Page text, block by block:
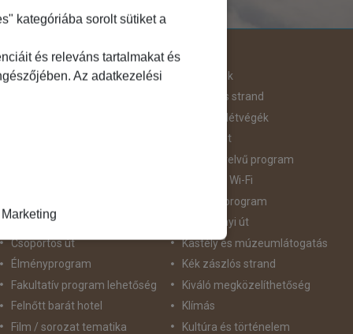
Útjellemző
Adventi út
Csillagtúra
Csoportos út
Élményprogram
Fakultatív program lehetőség
Felnőtt barát hotel
Film / sorozat tematika
Hegyvidék
Homokos strand
Hosszú Hétvégék
Húsvéti út
idegennyelvű program
Ingyenes Wi-Fi
Intenzív program
Karácsonyi út
Kastély és múzeumlátogatás
Kék zászlós strand
Kiváló megközelíthetőség
Klímás
Kultúra és történelem
kategóriába sorolt sütiket a
és releváns tartalmakat és
Az adatkezelési
Marketing